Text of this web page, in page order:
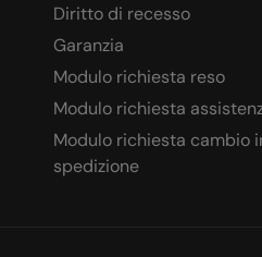
Diritto di recesso
Garanzia
Modulo richiesta reso
Modulo richiesta
Modulo richiesta cambio
spedizione